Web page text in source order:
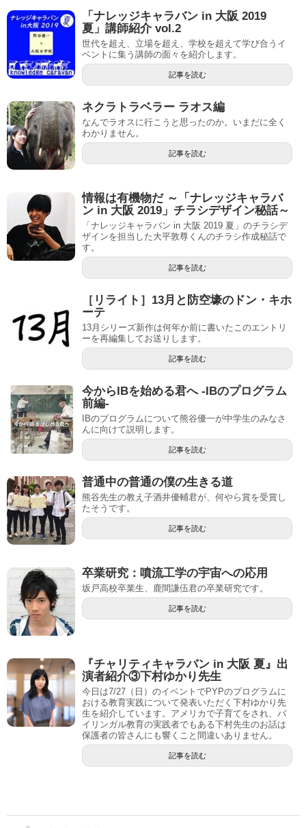
「ナレッジキャラバン in 大阪 2019
夏」講師紹介 vol.2
世代を超え、立場を超え、学校を超えて学び合うイ
ベントに集う講師の面々を紹介します。
記事を読む
ネクラトラベラー ラオス編
なんでラオスに行こうと思ったのか。いまだに全く
わかりません。
記事を読む
情報は有機物だ ～「ナレッジキャラバ
ン in 大阪 2019」チラシデザイン秘話～
「ナレッジキャラバン in 大阪 2019 夏」のチラシデ
ザインを担当した大平敦尊くんのチラシ作成秘話で
す。
記事を読む
［リライト］13月と防空壕のドン・キホ
ーテ
13月シリーズ新作は何年か前に書いたこのエントリ
ーを再編集してお送りします。
記事を読む
今からIBを始める君へ -IBのプログラム
前編-
IBのプログラムについて熊谷優一が中学生のみなさ
んに向けて説明します。
記事を読む
普通中の普通の僕の生きる道
熊谷先生の教え子酒井優輔君が、何やら賞を受賞し
たそうです。
記事を読む
卒業研究：噴流工学の宇宙への応用
坂戸高校卒業生、鹿間謙伍君の卒業研究です。
記事を読む
『チャリティキャラバン in 大阪 夏』出
演者紹介③下村ゆかり先生
今日は7/27（日）のイベントでPYPのプログラムに
おける教育実践について発表いただく下村ゆかり先
生を紹介しています。アメリカで子育てをされ、バ
イリンガル教育の実践者でもある下村先生のお話は
保護者の皆さんにも響くこと間違いありません。
記事を読む